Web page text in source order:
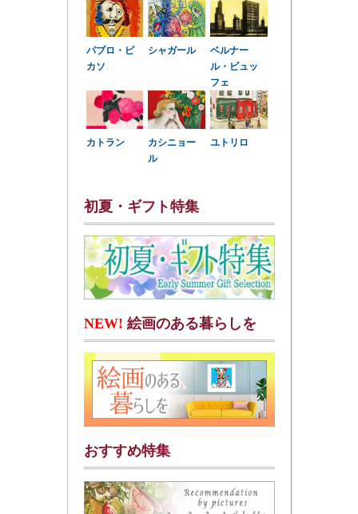
パブロ・ピ
カソ
シャガール
ベルナー
ル・ビュッ
フェ
カトラン
カシニョー
ル
ユトリロ
初夏・ギフト特集
NEW! 絵画のある暮らしを
おすすめ特集